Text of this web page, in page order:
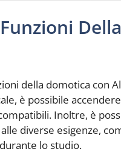
della domotica con
è possibile
Inoltre, è
diverse esigenze,
lo studio.